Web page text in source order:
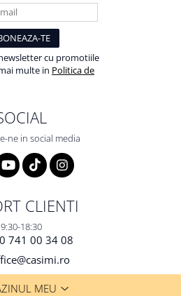
cu promotiile
multe in Politica de
ne in social media
CLIENTI
9:30-18:30
741 00 34 08
MEU